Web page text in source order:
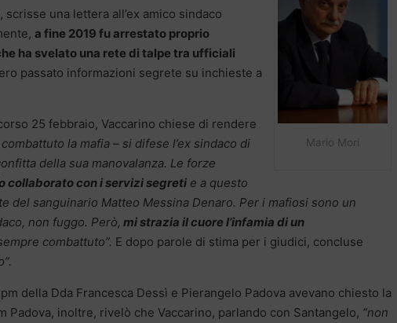
Mario Mori
scrisse una lettera all’ex amico sindaco
a fine 2019 fu arrestato proprio
ha svelato una rete di talpe tra ufficiali
passato informazioni segrete su inchieste a
25 febbraio, Vaccarino chiese di rendere
la mafia – si difese l’ex sindaco di
della sua manovalanza. Le forze
collaborato con i servizi segreti e a questo
del sanguinario Matteo Messina Denaro. Per i mafiosi sono un
non fuggo. Però, mi strazia il cuore l’infamia di un
combattuto”. E dopo parole di stima per i giudici, concluse
della Dda Francesca Dessì e Pierangelo Padova avevano chiesto la
Padova, inoltre, rivelò che Vaccarino, parlando con Santangelo, “non